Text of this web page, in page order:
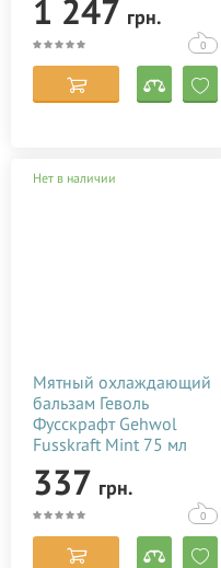
для чувствительной
кожи 50 мл
1 247 грн.
0
Нет в наличии
Мятный охлаждающий
бальзам Геволь
Фусскрафт Gehwol
Fusskraft Mint 75 мл
337 грн.
0